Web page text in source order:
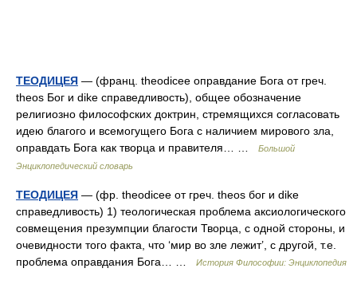
ТЕОДИЦЕЯ — (франц. theodicee оправдание Бога от греч.
theos Бог и dike справедливость), общее обозначение
религиозно философских доктрин, стремящихся согласовать
идею благого и всемогущего Бога с наличием мирового зла,
оправдать Бога как творца и правителя… …
Большой
Энциклопедический словарь
ТЕОДИЦЕЯ — (фр. theodicee от греч. theos бог и dike
справедливость) 1) теологическая проблема аксиологического
совмещения презумпции благости Творца, с одной стороны, и
очевидности того факта, что ‘мир во зле лежит’, с другой, т.е.
проблема оправдания Бога… …
История Философии: Энциклопедия